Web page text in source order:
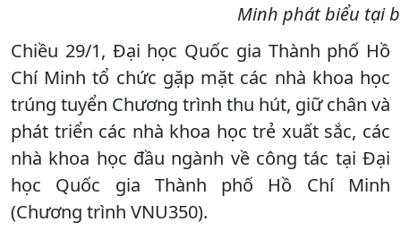
Minh phát biểu tại
Chiều 29/1, Đại học Quốc gia Thành phố Hồ
Chí Minh tổ chức gặp mặt các nhà khoa học
trúng tuyển Chương trình thu hút, giữ chân và
phát triển các nhà khoa học trẻ xuất sắc, các
nhà khoa học đầu ngành về công tác tại Đại
học Quốc gia Thành phố Hồ Chí Minh
(Chương trình VNU350).